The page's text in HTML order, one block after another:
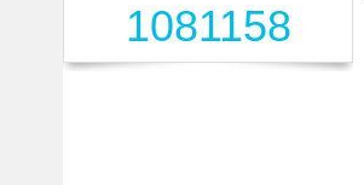
1081158